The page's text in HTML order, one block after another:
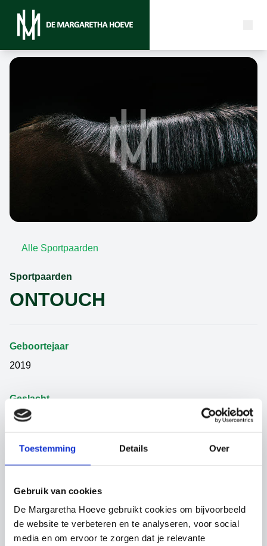
Toestemming Details Over
Gebruik van cookies
De Margaretha Hoeve gebruikt cookies om bijvoorbeeld
de website te verbeteren en te analyseren, voor social
media en om ervoor te zorgen dat je relevante
Alle Sportpaarden
Sportpaarden
ONTOUCH
Geboortejaar
2019
Geslacht
Ruin
Categorie
UNTOUCHABLE